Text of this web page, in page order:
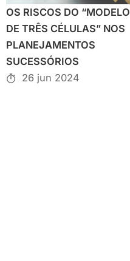
OS RISCOS DO “MODELO
DE TRÊS CÉLULAS” NOS
PLANEJAMENTOS
SUCESSÓRIOS
26 jun 2024